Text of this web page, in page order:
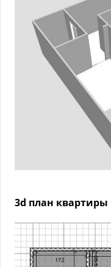
3d план квартиры